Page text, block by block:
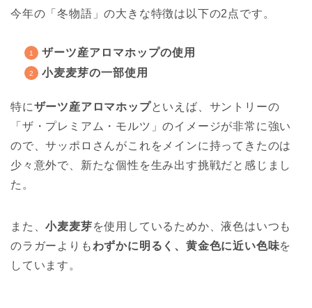
今年の「冬物語」の大きな特徴は以下の2点です。
ザーツ産アロマホップの使用
小麦麦芽の一部使用
特にザーツ産アロマホップといえば、サントリーの
「ザ・プレミアム・モルツ」のイメージが非常に強い
ので、サッポロさんがこれをメインに持ってきたのは
少々意外で、新たな個性を生み出す挑戦だと感じまし
た。
また、小麦麦芽を使用しているためか、液色はいつも
のラガーよりも わずかに明るく、黄金色に近い色味を
しています。